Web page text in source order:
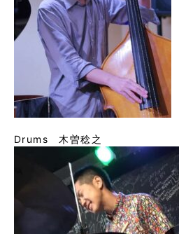
Drums 木曽稔之